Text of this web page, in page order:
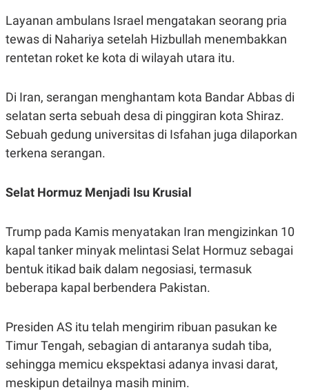
Layanan ambulans Israel mengatakan seorang pria
tewas di Nahariya setelah Hizbullah menembakkan
rentetan roket ke kota di wilayah utara itu.
Di Iran, serangan menghantam kota Bandar Abbas di
selatan serta sebuah desa di pinggiran kota Shiraz.
Sebuah gedung universitas di Isfahan juga dilaporkan
terkena serangan.
Selat Hormuz Menjadi Isu Krusial
Trump pada Kamis menyatakan Iran mengizinkan 10
kapal tanker minyak melintasi Selat Hormuz sebagai
bentuk itikad baik dalam negosiasi, termasuk
beberapa kapal berbendera Pakistan.
Presiden AS itu telah mengirim ribuan pasukan ke
Timur Tengah, sebagian di antaranya sudah tiba,
sehingga memicu ekspektasi adanya invasi darat,
meskipun detailnya masih minim.